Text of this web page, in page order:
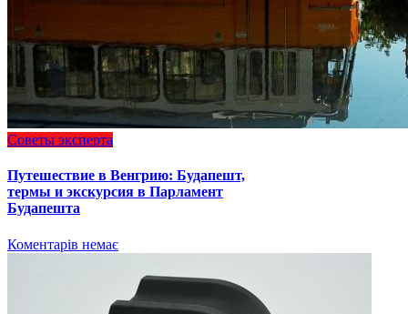
Советы эксперта
Путешествие в Венгрию: Будапешт,
термы и экскурсия в Парламент
Будапешта
Коментарів немає